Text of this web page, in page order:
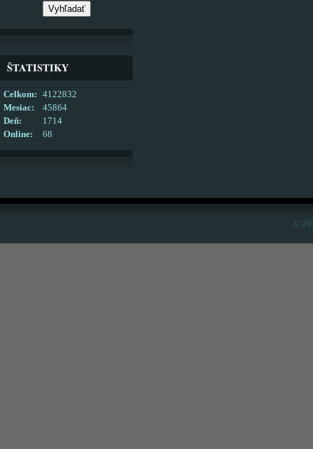
ŠTATISTIKY
Online: 68
Celkom:
4122832
Mesiac:
45864
Deň:
1714
©